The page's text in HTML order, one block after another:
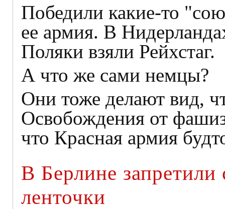
Победили какие-то
ее армия. В
Поляки взяли Рейхстаг.
А что же сами немцы?
Они тоже делают вид,
Освобождения от
что Красная армия
В Берлине запретили
ленточки